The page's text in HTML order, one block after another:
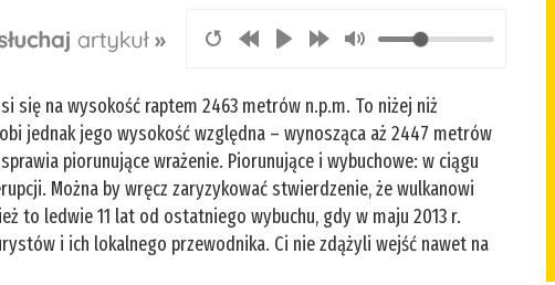
się na wysokość raptem 2463 metrów n.p.m. To niżej niż
jednak jego wysokość względna – wynosząca aż 2447 metrów
piorunujące wrażenie. Piorunujące i wybuchowe: w ciągu
Można by wręcz zaryzykować stwierdzenie, że wulkanowi
to ledwie 11 lat od ostatniego wybuchu, gdy w maju 2013 r.
i ich lokalnego przewodnika. Ci nie zdążyli wejść nawet na